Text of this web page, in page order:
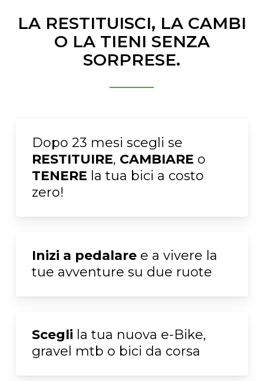
LA RESTITUISCI, LA CAMBI
O LA TIENI SENZA
SORPRESE.
Scegli la tua nuova e-Bike,
gravel mtb o bici da corsa
Inizi a pedalaree a vivere la
tue avventure su due ruote
Dopo 23 mesi scegli se
RESTITUIRE, CAMBIARE o
TENERE la tua bici a costo
zero!